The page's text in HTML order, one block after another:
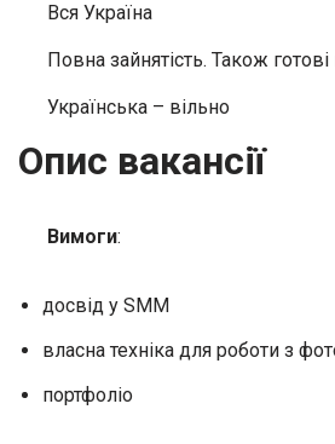
Вся Україна
Повна зайнятість. Також
Українська – вільно
Опис вакансії
Вимоги:
досвід у SMM
власна техніка для роботи з
портфоліо